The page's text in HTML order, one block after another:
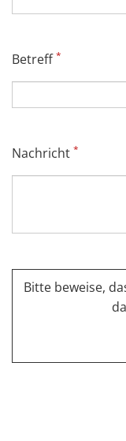
Betreff*
Nachricht *
Bitte beweise,